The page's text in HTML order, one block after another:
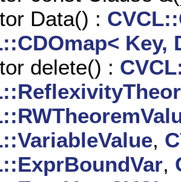
Data() :
Key,
delete() :
,
,